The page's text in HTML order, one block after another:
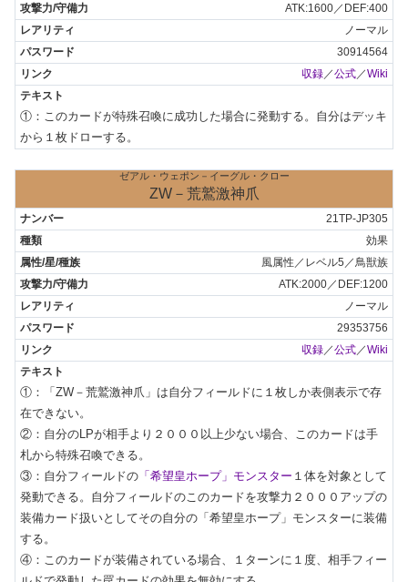
ATK:1600／DEF:400
ノーマル
30914564
収録／公式／Wiki
①：このカードが特殊召喚に成功した場合に発動する。自分はデッキ
から１枚ドローする。
ゼアル・ウェポン－イーグル・クロー
ZW－荒鷲激神爪
21TP-JP305
効果
風属性／レベル5／鳥獣族
ATK:2000／DEF:1200
ノーマル
29353756
収録／公式／Wiki
①：「ZW－荒鷲激神爪」は自分フィールドに１枚しか表側表示で存
在できない。
②：自分のLPが相手より２０００以上少ない場合、このカードは手
札から特殊召喚できる。
③：自分フィールドの 「希望皇ホープ」モンスター １体を対象として
発動できる。自分フィールドのこのカードを攻撃力２０００アップの
装備カード扱いとしてその自分の「希望皇ホープ」モンスターに装備
する。
④：このカードが装備されている場合、１ターンに１度、相手フィー